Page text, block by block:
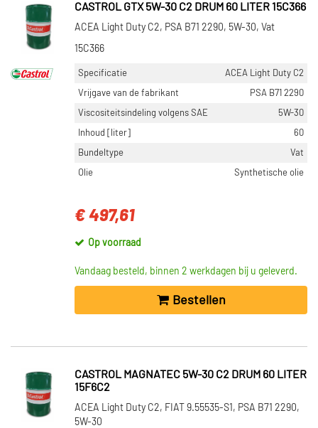
CASTROL GTX 5W-30 C2 DRUM 60 LITER 15C366
ACEA Light Duty C2, PSA B71 2290, 5W-30, Vat
15C366
Specificatie
ACEA Light Duty C2
Vrijgave van de fabrikant
PSA B71 2290
Viscositeitsindeling volgens SAE
5W-30
Inhoud [liter]
60
Bundeltype
Vat
Olie
Synthetische olie
€ 497,61
Op voorraad
Vandaag besteld, binnen 2 werkdagen bij u geleverd.
Bestellen
CASTROL MAGNATEC 5W-30 C2 DRUM 60 LITER
15F6C2
ACEA Light Duty C2, FIAT 9.55535-S1, PSA B71 2290,
5W-30